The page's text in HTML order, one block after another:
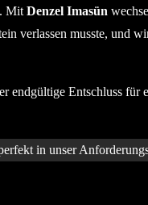
Mit Denzel Imasün
verlassen musste, und
endgültige Entschluss für
in unser